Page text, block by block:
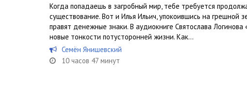
Когда попадаешь в загробный мир, тебе требуется
существование. Вот и Илья Ильич, упокоившись на грешной
правят денежные знаки. В аудиокниге Святослава Логинова
новые тонкости потусторонней жизни. Как...
Семён Янишевский
10 часов 47 минут